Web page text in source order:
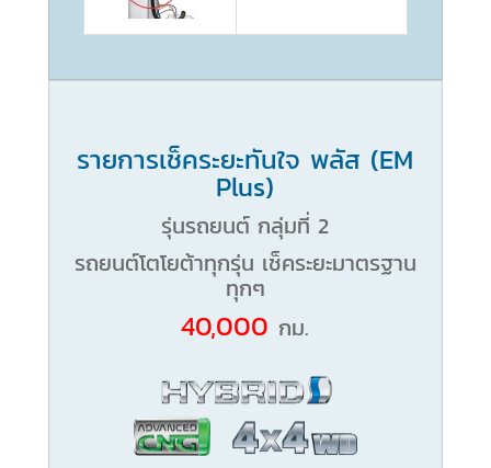
รายการเช็คระยะทันใจ พลัส (EM
Plus)
รุ่นรถยนต์ กลุ่มที่ 2
รถยนต์โตโยต้าทุกรุ่น เช็คระยะมาตรฐาน
ทุกๆ
40,000 กม.